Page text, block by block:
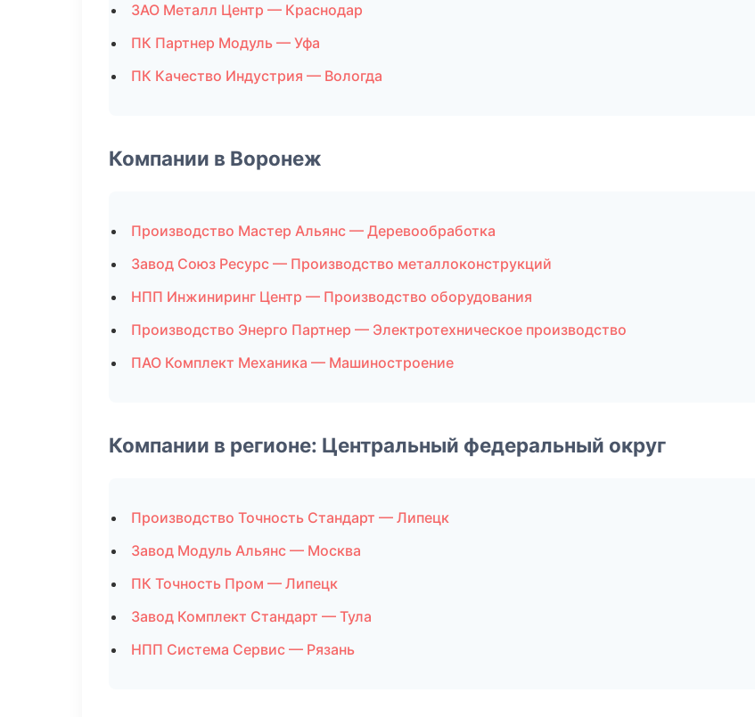
ЗАО Металл Центр — Краснодар
ПК Партнер Модуль — Уфа
ПК Качество Индустрия — Вологда
Компании в Воронеж
Производство Мастер Альянс — Деревообработка
Завод Союз Ресурс — Производство металлоконструкций
НПП Инжиниринг Центр — Производство оборудования
Производство Энерго Партнер — Электротехническое производство
ПАО Комплект Механика — Машиностроение
Компании в регионе: Центральный федеральный округ
Производство Точность Стандарт — Липецк
Завод Модуль Альянс — Москва
ПК Точность Пром — Липецк
Завод Комплект Стандарт — Тула
НПП Система Сервис — Рязань